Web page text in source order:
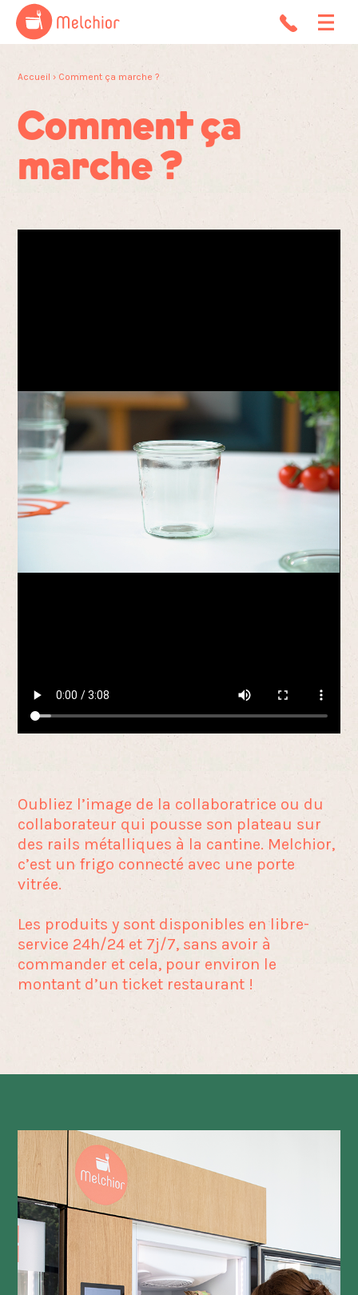
Accueil › Comment ça marche ?
Commentça
marche ?
Oubliez l’image de la collaboratrice ou du
collaborateur qui pousse son plateau sur
des rails métalliques à la cantine. Melchior,
c’est un frigo connecté avec une porte
vitrée.
Les produits y sont disponibles en libre-
service 24h/24 et 7j/7, sans avoir à
commander et cela, pour environ le
montant d’un ticket restaurant !